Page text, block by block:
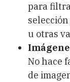
para
u otras
No hace
de